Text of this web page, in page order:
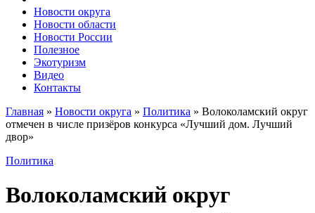
Новости округа
Новости области
Новости России
Полезное
Экотуризм
Видео
Контакты
Главная » Новости округа » Политика » Волоколамский округ
отмечен в числе призёров конкурса «Лучший дом. Лучший
двор»
Политика
Волоколамский округ